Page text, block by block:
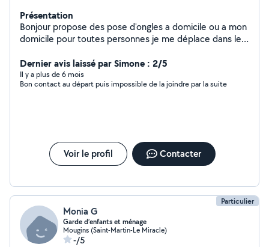
Présentation
Bonjour propose des pose d'ongles a domicile ou a mon
domicile pour toutes personnes je me déplace dans les
débutante donc je met un peut de temp
Dernier avis laissé par Simone : 2/5
Il y a plus de 6 mois
Bon contact au départ puis impossible de la joindre par la suite
Voir le profil Contacter
Particulier
Monia G
Garde d’enfants et ménage
Mougins (Saint-Martin-Le Miracle)
-/5